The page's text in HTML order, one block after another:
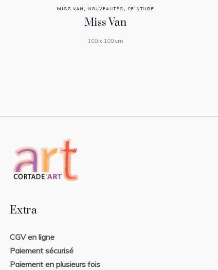
MISS VAN , NOUVEAUTÉS , PEINTURE
Miss Van
100 x 100 cm
Extra
CGV en ligne
Paiement sécurisé
Paiement en plusieurs fois